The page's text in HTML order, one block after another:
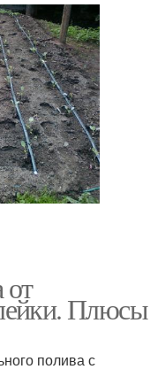
Плюсы
полива с